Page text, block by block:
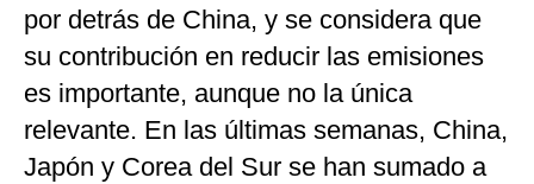
por detrás de China, y se considera que
su contribución en reducir las emisiones
es importante, aunque no la única
relevante. En las últimas semanas, China,
Japón y Corea del Sur se han sumado a